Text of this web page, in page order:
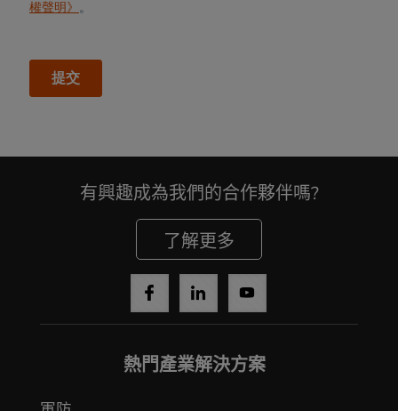
Cancel
Yes, I agree
有興趣成為我們的合作夥伴嗎?
了解更多
熱門產業解決方案